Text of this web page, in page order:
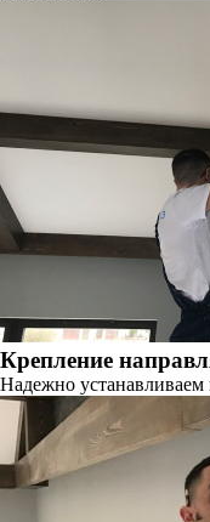
Крепление
Надежно